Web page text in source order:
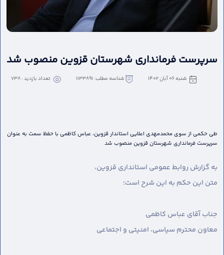
سرپرست فرمانداری شهرستان قزوین منصوب شد
شنبه 06 آبان 1402 شناسه مطلب: 1133891 تعداد بازدید : 738
طی حکمی از سوی محمدمهدی اعلایی استاندار قزوین، عباس کاظمی با حفظ سمت به عنوان
سرپرست فرمانداری شهرستان قزوین منصوب شد
به گزارش روابط عمومی استانداری قزوین،
متن این حکم به این شرح است؛
جناب آقای عباس کاظمی
معاون محترم سیاسی، امنیتی و اجتماعی